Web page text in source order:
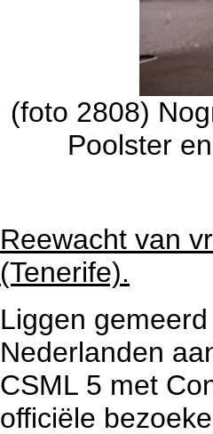
(foto 2808)
Poolster
Reewacht van
(Tenerife).
Liggen
Nederlanden
CSML 5 met
officiële